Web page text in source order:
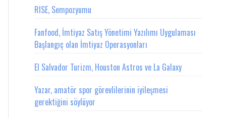
RISE, Sempozyumu
Fanfood, İmtiyaz Satış Yönetimi Yazılımı Uygulaması
Başlangıç olan İmtiyaz Operasyonları
El Salvador Turizm, Houston Astros ve La Galaxy
Yazar, amatör spor görevlilerinin iyileşmesi
gerektiğini söylüyor